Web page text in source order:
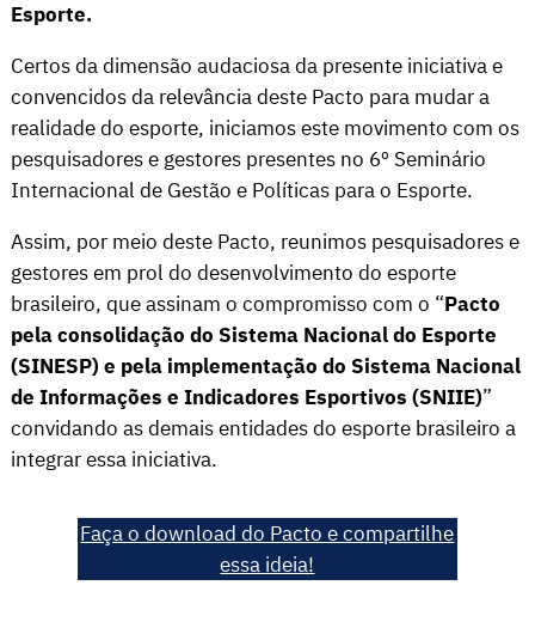
Esporte.
Certos da dimensão audaciosa da presente iniciativa e
convencidos da relevância deste Pacto para mudar a
realidade do esporte, iniciamos este movimento com os
pesquisadores e gestores presentes no 6º Seminário
Internacional de Gestão e Políticas para o Esporte.
Assim, por meio deste Pacto, reunimos pesquisadores e
gestores em prol do desenvolvimento do esporte
brasileiro, que assinam o compromisso com o “Pacto
pela consolidação do Sistema Nacional do Esporte
(SINESP) e pela implementação do Sistema Nacional
de Informações e Indicadores Esportivos (SNIIE)”
convidando as demais entidades do esporte brasileiro a
integrar essa iniciativa.
Faça o download do Pacto e compartilhe
essa ideia!